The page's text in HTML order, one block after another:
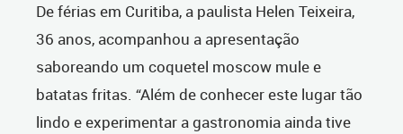
De férias em Curitiba, a paulista Helen Teixeira,
36 anos, acompanhou a apresentação
saboreando um coquetel moscow mule e
batatas fritas. “Além de conhecer este lugar tão
lindo e experimentar a gastronomia ainda tive